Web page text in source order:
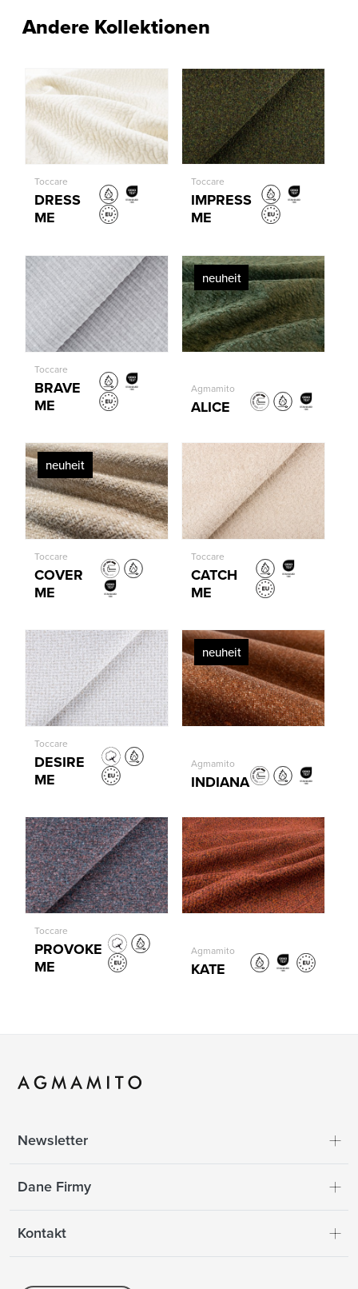
Andere Kollektionen
Toccare
DRESS
ME
Toccare
IMPRESS
ME
Toccare
BRAVE
ME
neuheit
Agmamito
ALICE
neuheit
Toccare
COVER
ME
Toccare
CATCH
ME
Toccare
DESIRE
ME
neuheit
Agmamito
INDIANA
Toccare
PROVOKE
ME
Agmamito
KATE
Newsletter
Dane Firmy
Kontakt